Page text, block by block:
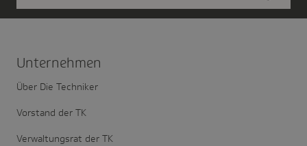
Unter­nehmen
Über Die Techniker
Vorstand der TK
Verwaltungsrat der TK